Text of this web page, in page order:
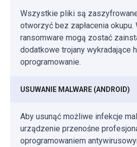
Wszystkie pliki są
otworzyć bez zapłacenia okupu.
ransomware mogą zostać
dodatkowe trojany wykradające
oprogramowanie.
USUWANIE MALWARE (ANDROID)
Aby usunąć możliwe infekcje
urządzenie przenośne
oprogramowaniem